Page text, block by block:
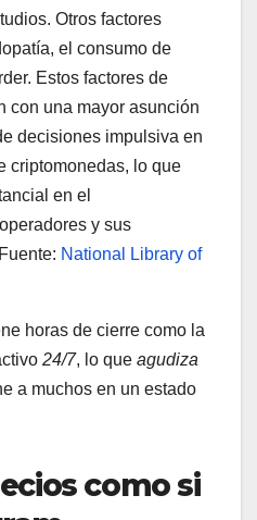
Otros factores
el consumo de
Estos factores de
con una mayor asunción
decisiones impulsiva en
criptomonedas, lo que
en el
y sus
National Library of
horas de cierre como la
24/7, lo que agudiza
a muchos en un estado
como si